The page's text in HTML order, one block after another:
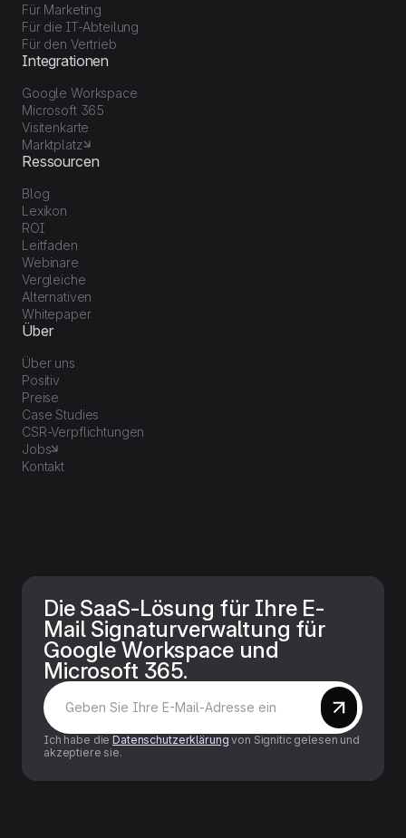
Für Marketing
Für die IT-Abteilung
Für den Vertrieb
Integrationen
Google Workspace
Microsoft 365
Visitenkarte
Marktplatz
Ressourcen
Blog
Lexikon
ROI
Leitfaden
Webinare
Vergleiche
Alternativen
Whitepaper
Über
Über uns
Positiv
Preise
Case Studies
CSR-Verpflichtungen
Jobs
Kontakt
Die SaaS-Lösung für Ihre E-
Mail Signaturverwaltung für
Google Workspace und
Microsoft 365.
Ich habe dieDatenschutzerklärung von Signitic gelesen und
akzeptiere sie.